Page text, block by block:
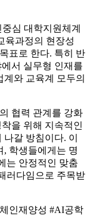
심 대학지원체계
육과정의 현장성
표로 한다. 특히 반
서 실무형 인재를
와 교육계 모두의
협력 관계를 강화
을 위해 지속적인
갈 방침이다. 이
, 학생들에게는 명
는 안정적인 맞춤
러다임으로 주목받
인재양성 #AI공학